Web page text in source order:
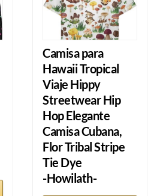
Camisa para
Hawaii Tropical
Viaje Hippy
Streetwear Hip
Hop Elegante
Camisa Cubana,
Flor Tribal Stripe
Tie Dye
-Howilath-